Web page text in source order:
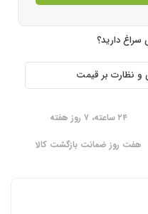
دارید؟
و نظارت بر قیمت
۲۴ ساعته، ۷ روز هفته
هفت روز ضمانت بازگشت کالا